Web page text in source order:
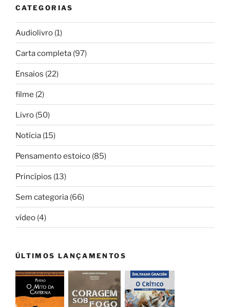
CATEGORIAS
Audiolivro (1)
Carta completa (97)
Ensaios (22)
filme (2)
Livro (50)
Notícia (15)
Pensamento estoico (85)
Princípios (13)
Sem categoria (66)
vídeo (4)
ÚLTIMOS LANÇAMENTOS